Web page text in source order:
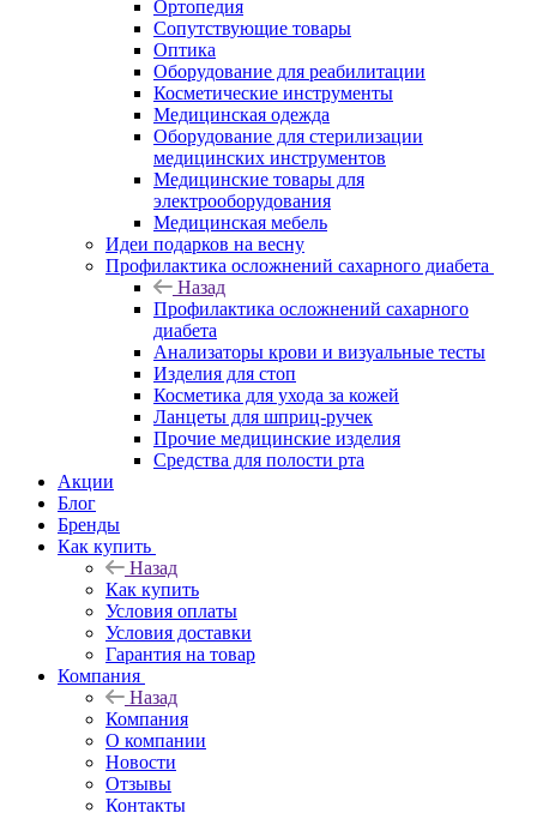
Ортопедия
Сопутствующие товары
Оптика
Оборудование для реабилитации
Косметические инструменты
Медицинская одежда
Оборудование для стерилизации
медицинских инструментов
Медицинские товары для
электрооборудования
Медицинская мебель
Идеи подарков на весну
Профилактика осложнений сахарного диабета
Назад
Профилактика осложнений сахарного
диабета
Анализаторы крови и визуальные тесты
Изделия для стоп
Косметика для ухода за кожей
Ланцеты для шприц-ручек
Прочие медицинские изделия
Средства для полости рта
Акции
Блог
Бренды
Как купить
Назад
Как купить
Условия оплаты
Условия доставки
Гарантия на товар
Компания
Назад
Компания
О компании
Новости
Отзывы
Контакты